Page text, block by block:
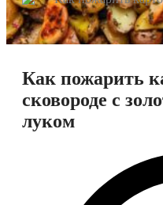
Как пожарить
сковороде с
луком